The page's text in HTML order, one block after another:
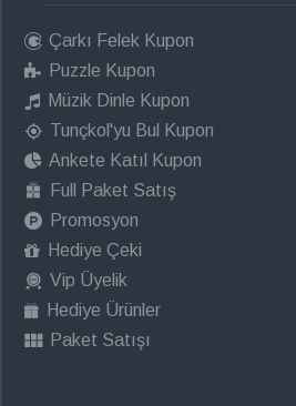
Çarkı Felek Kupon
Puzzle Kupon
Müzik Dinle Kupon
Tunçkol'yu Bul Kupon
Ankete Katıl Kupon
Full Paket Satış
Promosyon
Hediye Çeki
Vip Üyelik
Hediye Ürünler
Paket Satışı